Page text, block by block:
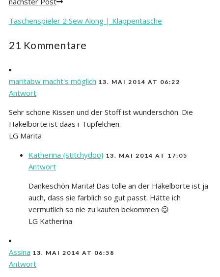
Taschenspieler 2 Sew Along | Klappentasche
21 Kommentare
maritabw macht's möglich 13. MAI 2014 AT 06:22
Antwort
Sehr schöne Kissen und der Stoff ist wunderschön. Die
Häkelborte ist daas i-Tüpfelchen.
LG Marita
Katherina {stitchydoo} 13. MAI 2014 AT 17:05
Antwort
Dankeschön Marita! Das tolle an der Häkelborte ist ja
auch, dass sie farblich so gut passt. Hätte ich
vermutlich so nie zu kaufen bekommen 😉
LG Katherina
Assina 13. MAI 2014 AT 06:58
Antwort